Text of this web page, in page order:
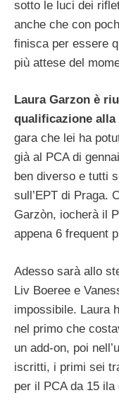
sotto le luci dei
anche che con
finisca per essere
più attese del
Laura Garzon è
qualificazione alla
gara che lei ha
già al PCA di
ben diverso e tutti
sull’EPT di Praga.
Garzòn, iocherà il
appena 6 frequent
Adesso sarà allo
Liv Boeree e
impossibile. Laura
nel primo che
un add-on, poi
iscritti, i primi sei
per il PCA da 15 ila